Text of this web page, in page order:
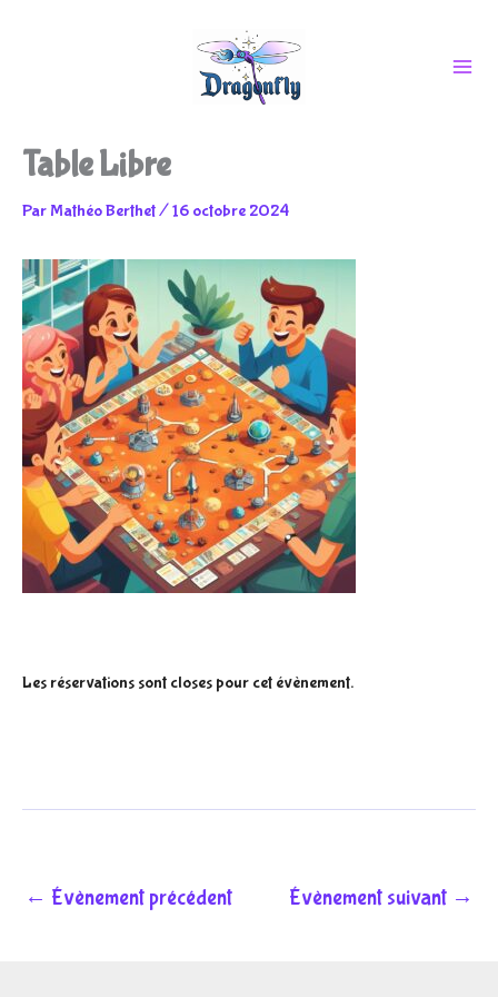
contenu
Table Libre
Par Mathéo Berthet/16 octobre 2024
Les réservations sont closes pour cet évènement.
← Évènement précédent Évènement suivant →